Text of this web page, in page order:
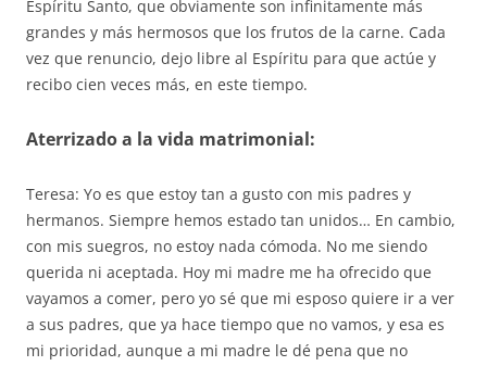
Espíritu Santo, que obviamente son infinitamente más
grandes y más hermosos que los frutos de la carne. Cada
vez que renuncio, dejo libre al Espíritu para que actúe y
recibo cien veces más, en este tiempo.
Aterrizado a la vida matrimonial:
Teresa: Yo es que estoy tan a gusto con mis padres y
hermanos. Siempre hemos estado tan unidos… En cambio,
con mis suegros, no estoy nada cómoda. No me siendo
querida ni aceptada. Hoy mi madre me ha ofrecido que
vayamos a comer, pero yo sé que mi esposo quiere ir a ver
a sus padres, que ya hace tiempo que no vamos, y esa es
mi prioridad, aunque a mi madre le dé pena que no